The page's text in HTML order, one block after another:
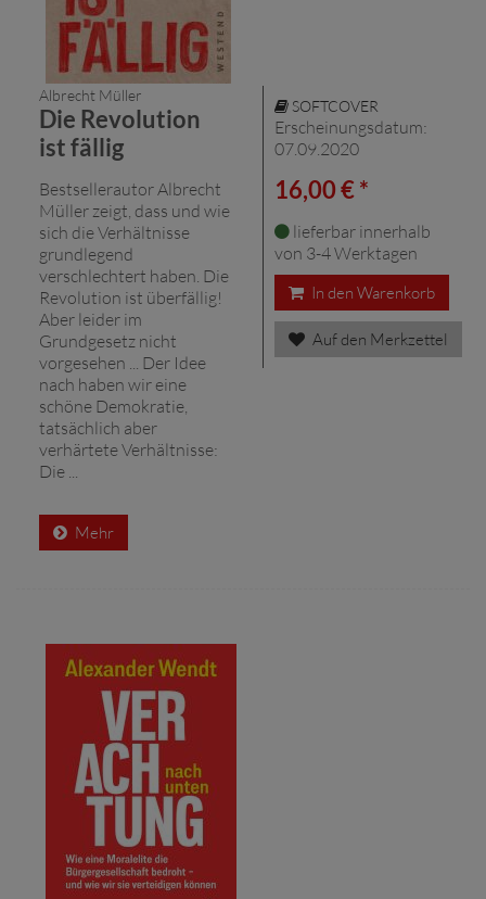
Albrecht Müller
Die Revolution
ist fällig
Bestsellerautor Albrecht
Müller zeigt, dass und wie
sich die Verhältnisse
grundlegend
verschlechtert haben. Die
Revolution ist überfällig!
Aber leider im
Grundgesetz nicht
vorgesehen ... Der Idee
nach haben wir eine
schöne Demokratie,
tatsächlich aber
verhärtete Verhältnisse:
Die ...
Mehr
SOFTCOVER
Erscheinungsdatum:
07.09.2020
16,00 € *
lieferbar innerhalb
von 3-4 Werktagen
In den Warenkorb
Auf den Merkzettel